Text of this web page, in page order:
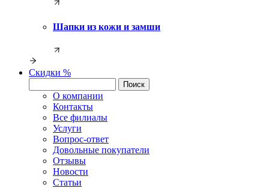
Шапки из кожи и замши
Скидки %
О компании
Контакты
Все филиалы
Услуги
Вопрос-ответ
Довольные покупатели
Отзывы
Новости
Статьи